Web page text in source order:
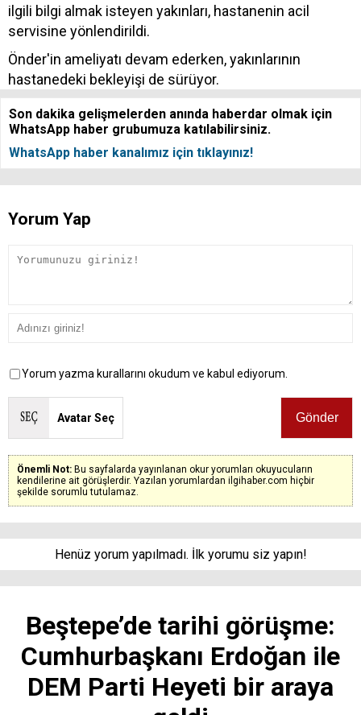
ilgili bilgi almak isteyen yakınları, hastanenin acil
servisine yönlendirildi.
Önder'in ameliyatı devam ederken, yakınlarının
hastanedeki bekleyişi de sürüyor.
Son dakika gelişmelerden anında haberdar olmak için
WhatsApp haber grubumuza katılabilirsiniz.
WhatsApp haber kanalımız için tıklayınız!
Yorum Yap
Yorum yazma kurallarını okudum ve kabul ediyorum.
Avatar Seç
Önemli Not: Bu sayfalarda yayınlanan okur yorumları okuyucuların
kendilerine ait görüşlerdir. Yazılan yorumlardan ilgihaber.com hiçbir
şekilde sorumlu tutulamaz.
Henüz yorum yapılmadı. İlk yorumu siz yapın!
Beştepe’de tarihi görüşme:
Cumhurbaşkanı Erdoğan ile
DEM Parti Heyeti bir araya